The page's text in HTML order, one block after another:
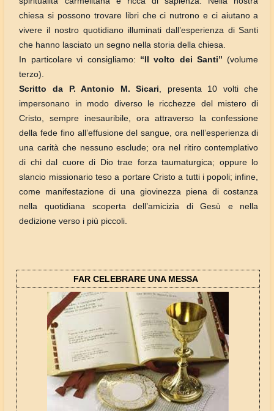
chiesa si possono trovare libri che ci nutrono e ci aiutano a
vivere il nostro quotidiano illuminati dall’esperienza di Santi
che hanno lasciato un segno nella storia della chiesa.
In particolare vi consigliamo: “Il volto dei Santi” (volume
terzo).
Scritto da P. Antonio M. Sicari , presenta 10 volti che
impersonano in modo diverso le ricchezze del mistero di
Cristo, sempre inesauribile, ora attraverso la confessione
della fede fino all’effusione del sangue, ora nell’esperienza di
una carità che nessuno esclude; ora nel ritiro contemplativo
di chi dal cuore di Dio trae forza taumaturgica; oppure lo
slancio missionario teso a portare Cristo a tutti i popoli; infine,
come manifestazione di una giovinezza piena di costanza
nella quotidiana scoperta dell’amicizia di Gesù e nella
dedizione verso i più piccoli.
FAR CELEBRARE UNA MESSA